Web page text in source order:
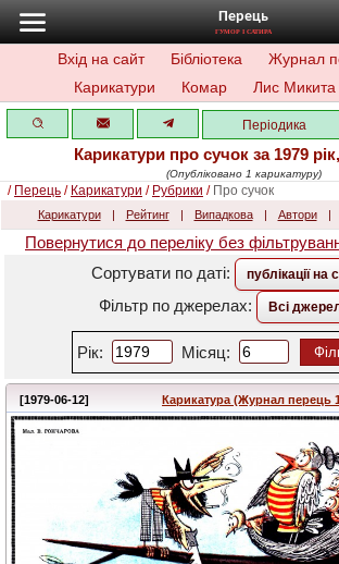
Перець
ГУМОР І САТИРА
Вхід на сайт Бібліотека Журнал
Карикатури
Комар Лис Микита
Періодика
Карикатури про сучок за 1979
(Опубліковано 1 карикатуру)
/ Перець / Карикатури / Рубрики / Про сучок
Карикатури | Рейтинг | Випадкова | Автори |
Повернутися до переліку без
Сортувати по даті:
Фільтр по джерелах:
Рік: Місяц:
[1979-06-12] Карикатура (Журнал перець